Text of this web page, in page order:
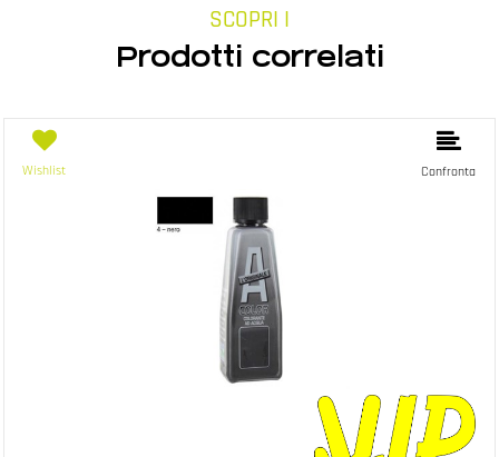
SCOPRI I
Prodotti correlati
Wishlist Confronta